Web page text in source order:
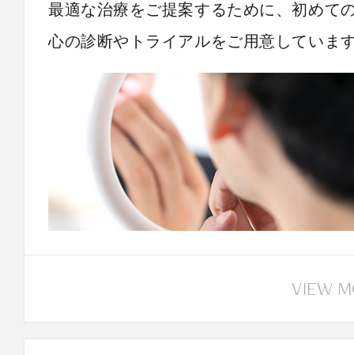
最適な治療をご提案するために、初めて
心の診断やトライアルをご用意していま
VIEW